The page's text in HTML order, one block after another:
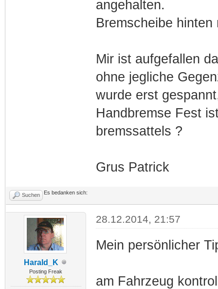
angehalten.
Bremscheibe
Mir ist aufgefallen
ohne jegliche
wurde erst
Handbremse Fest
bremssattels ?
Grus Patrick
Suchen Es bedanken sich:
Harald_K
Posting Freak
28.12.2014, 21:57
Mein persönlicher
am Fahrzeug